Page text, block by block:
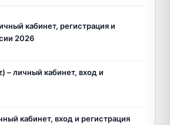
кабинет, регистрация и
2026
– личный кабинет, вход и
кабинет, вход и регистрация